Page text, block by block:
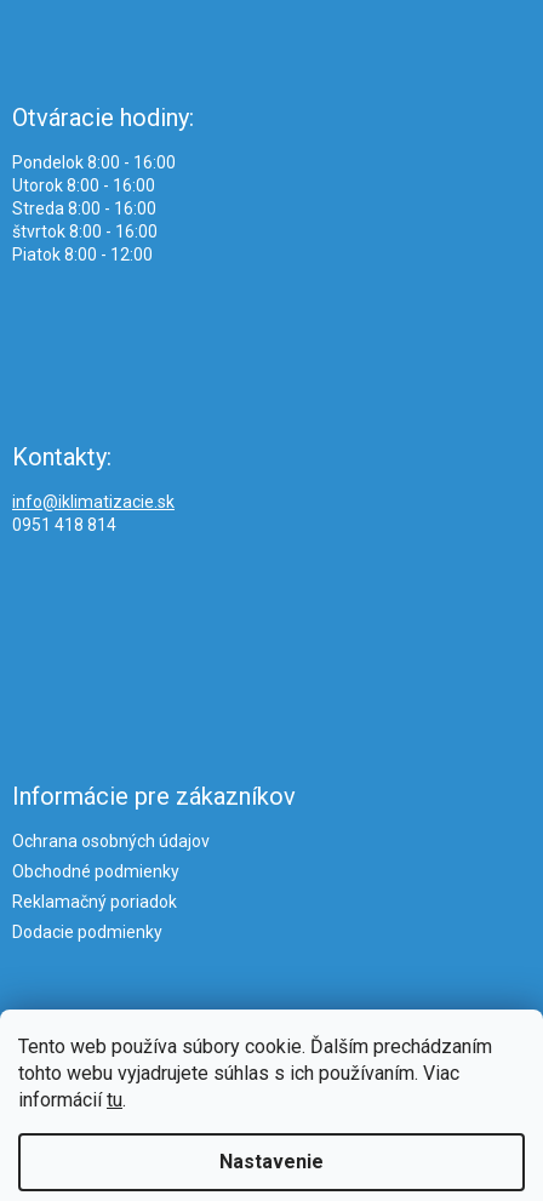
Tento web používa súbory cookie. Ďalším prechádzaním
tohto webu vyjadrujete súhlas s ich používaním. Viac
informáciítu.
Nastavenie
Otváracie hodiny:
Pondelok 8:00 - 16:00
Utorok 8:00 - 16:00
Streda 8:00 - 16:00
štvrtok 8:00 - 16:00
Piatok 8:00 - 12:00
Kontakty:
info@iklimatizacie.sk
0951 418 814
Informácie pre zákazníkov
Ochrana osobných údajov
Obchodné podmienky
Reklamačný poriadok
Dodacie podmienky